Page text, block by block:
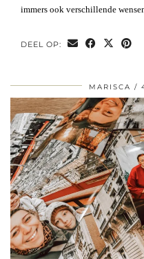
immers ook verschillende
DEEL OP:
MARISCA